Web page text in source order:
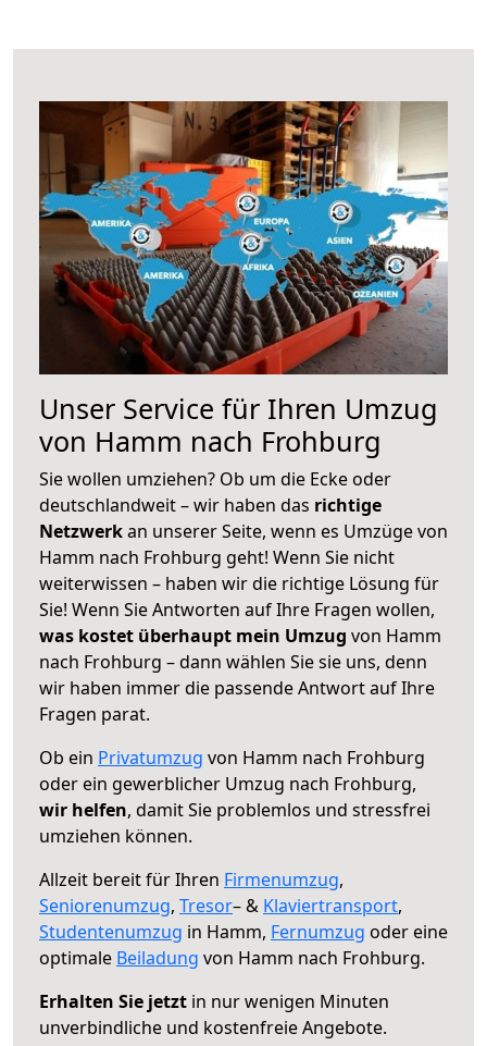
Unser Service für Ihren Umzug
von Hamm nach Frohburg
Sie wollen umziehen? Ob um die Ecke oder
deutschlandweit – wir haben das richtige
Netzwerkan unserer Seite, wenn es Umzüge von
Hamm nach Frohburg geht! Wenn Sie nicht
weiterwissen – haben wir die richtige Lösung für
Sie! Wenn Sie Antworten auf Ihre Fragen wollen,
was kostet überhaupt mein Umzug von Hamm
nach Frohburg – dann wählen Sie sie uns, denn
wir haben immer die passende Antwort auf Ihre
Fragen parat.
Ob ein Privatumzug von Hamm nach Frohburg
oder ein gewerblicher Umzug nach Frohburg,
wir helfen, damit Sie problemlos und stressfrei
umziehen können.
Allzeit bereit für Ihren Firmenumzug,
Seniorenumzug, Tresor– & Klaviertransport,
Studentenumzug in Hamm, Fernumzug oder eine
optimale Beiladung von Hamm nach Frohburg.
Erhalten Sie jetzt in nur wenigen Minuten
unverbindliche und kostenfreie Angebote.